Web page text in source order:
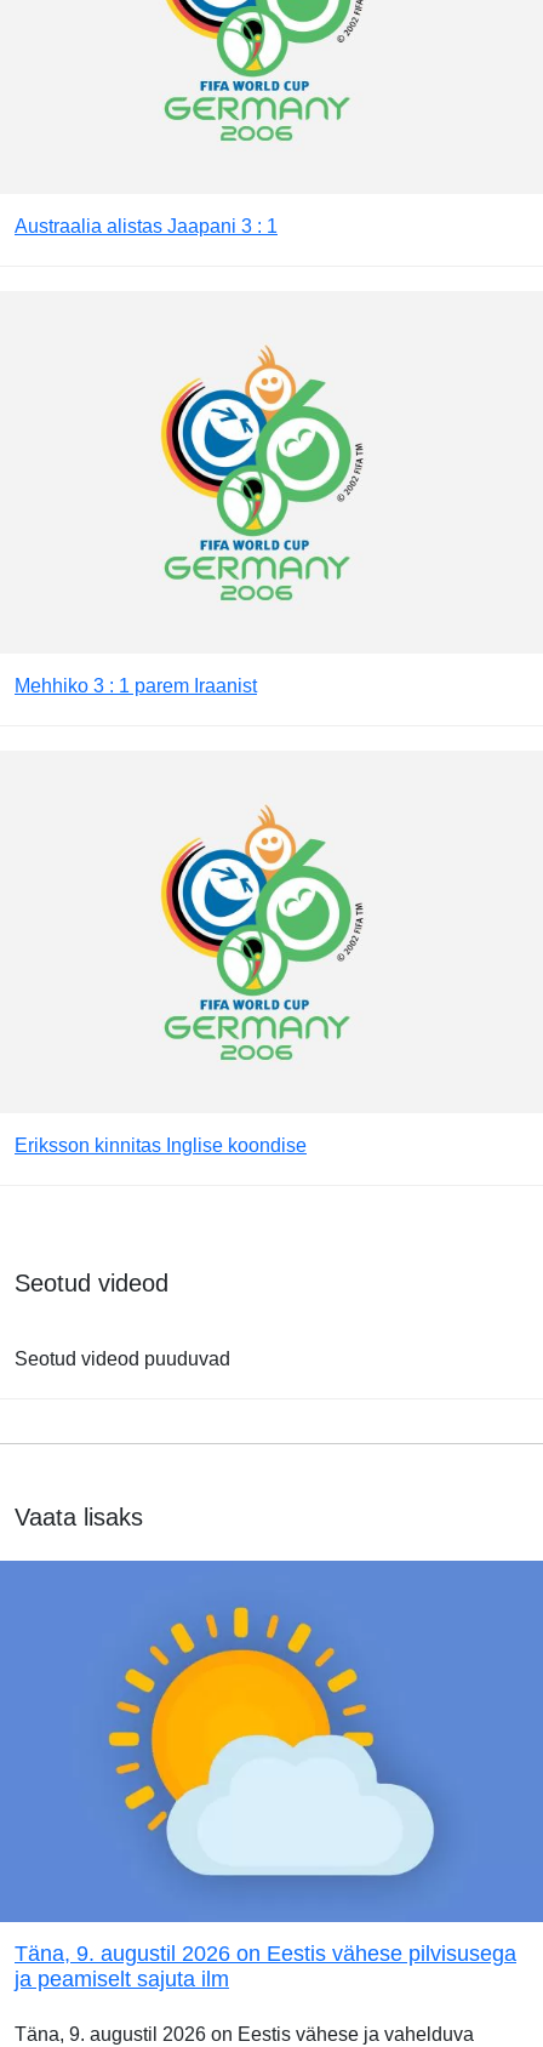
Austraalia alistas Jaapani 3 : 1
Mehhiko 3 : 1 parem Iraanist
Eriksson kinnitas Inglise koondise
Seotud videod
Seotud videod puuduvad
Vaata lisaks
Täna, 9. augustil 2026 on Eestis vähese pilvisusega
ja peamiselt sajuta ilm
Täna, 9. augustil 2026 on Eestis vähese ja vahelduva